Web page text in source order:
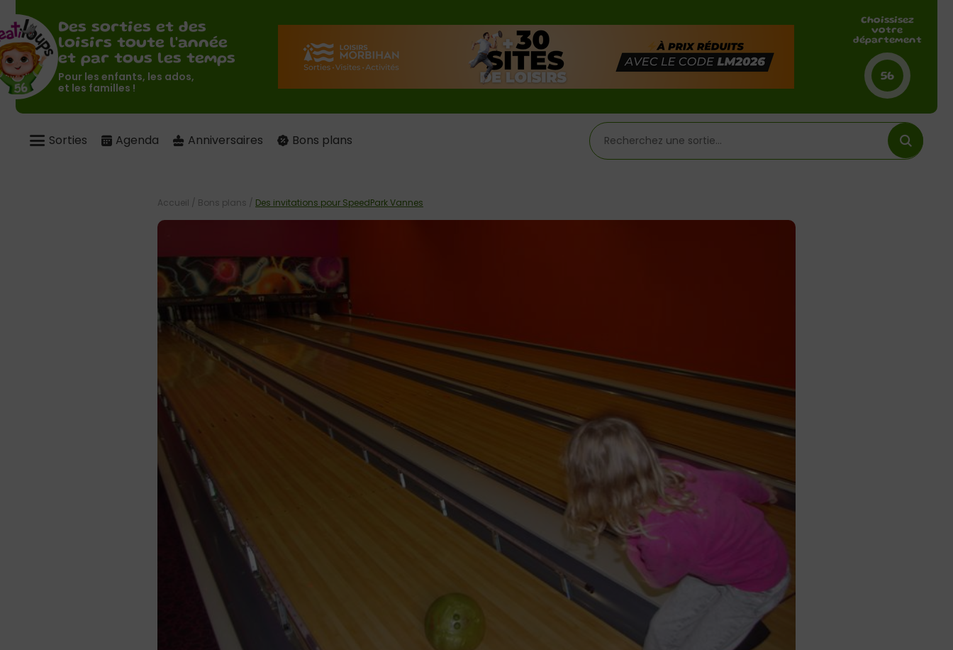
Des sorties et des
loisirs toute l'année
et par tous les temps
Pour les enfants, les ados,
et les familles !
Choissisez
votre
département
56
Sorties Agenda Anniversaires Bons plans
Accueil / Bons plans / Des invitations pour SpeedPark Vannes